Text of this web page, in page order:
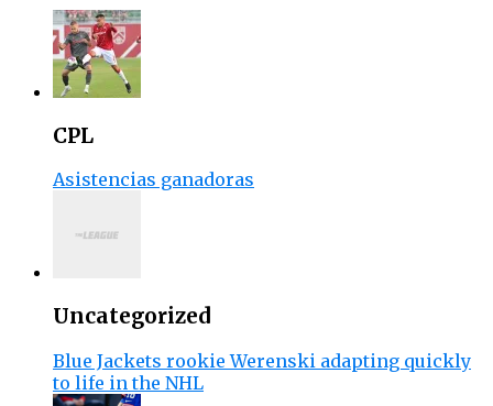
CPL
Asistencias ganadoras
Uncategorized
Blue Jackets rookie Werenski adapting quickly
to life in the NHL